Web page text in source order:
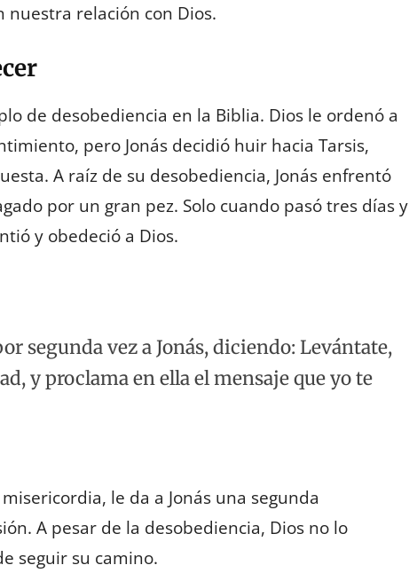
relación con Dios.
de desobediencia en la Biblia. Dios le ordenó a
pero Jonás decidió huir hacia Tarsis,
A raíz de su desobediencia, Jonás enfrentó
por un gran pez. Solo cuando pasó tres días y
y obedeció a Dios.
segunda vez a Jonás, diciendo: Levántate,
y proclama en ella el mensaje que yo te
le da a Jonás una segunda
A pesar de la desobediencia, Dios no lo
seguir su camino.